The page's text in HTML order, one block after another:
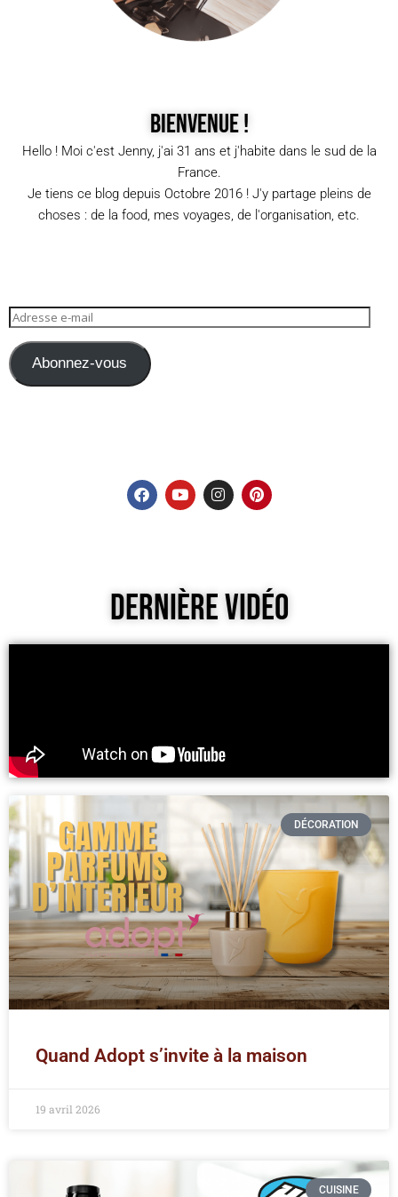
Bienvenue !
Hello ! Moi c'est Jenny, j'ai 31 ans et j'habite dans le sud de la
France.
Je tiens ce blog depuis Octobre 2016 ! J'y partage pleins de
choses : de la food, mes voyages, de l'organisation, etc.
Abonnez-vous
Dernière Vidéo
DÉCORATION
Quand Adopt s’invite à la maison
19 avril 2026
CUISINE